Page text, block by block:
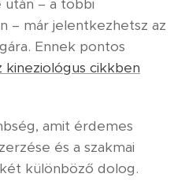
– a többi
már jelentkezhetsz az
Ennek pontos
kineziológus cikkben
amit érdemes
és a szakmai
különböző dolog.